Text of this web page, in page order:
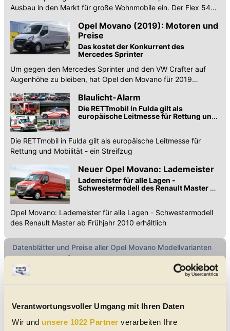
Verantwortungsvoller Umgang mit Ihren Daten
Wir und unsere 1022 Partner verarbeiten Ihre
Ausbau in den Markt für große Wohnmobile ein. Der Flex 541
Opel Movano (2019): Motoren und
Preise
Das kostet der Konkurrent des
Mercedes Sprinter
Um gegen den Mercedes Sprinter und den VW Crafter auf
Augenhöhe zu bleiben, hat Opel den Movano für 2019
Blaulicht-Alarm
Die RETTmobil in Fulda gilt als
europäische Leitmesse für Rettung und
Die RETTmobil in Fulda gilt als europäische Leitmesse für
Rettung und Mobilität - ein Streifzug
Neuer Opel Movano: Lademeister
Lademeister für alle Lagen -
Schwestermodell des Renault Master ab
Opel Movano: Lademeister für alle Lagen - Schwestermodell
des Renault Master ab Frühjahr 2010 erhältlich
Datenblätter und Preise aller Opel Movano Modellvarianten
in Österreich neu erhältlich, nach Aufbauart und Preis
sortiert)
Alle genannten Preise sind Listenpreise